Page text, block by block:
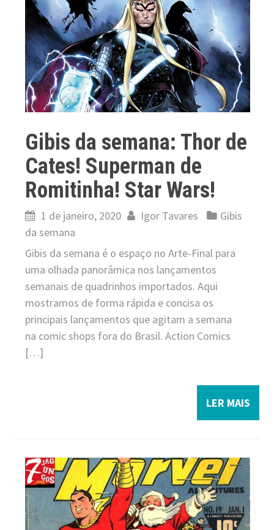
Gibis da semana: Thor de
Cates! Superman de
Romitinha! Star Wars!
1 de janeiro, 2020 Igor Tavares
Gibis
da semana
Gibis da semana é o espaço no Arte-Final para
uma olhada panorâmica nos lançamentos
semanais de quadrinhos importados. Aqui
mostramos de forma rápida e concisa os
principais lançamentos que agitam a semana
na comic shops fora do Brasil. Action Comics
[…]
LER MAIS